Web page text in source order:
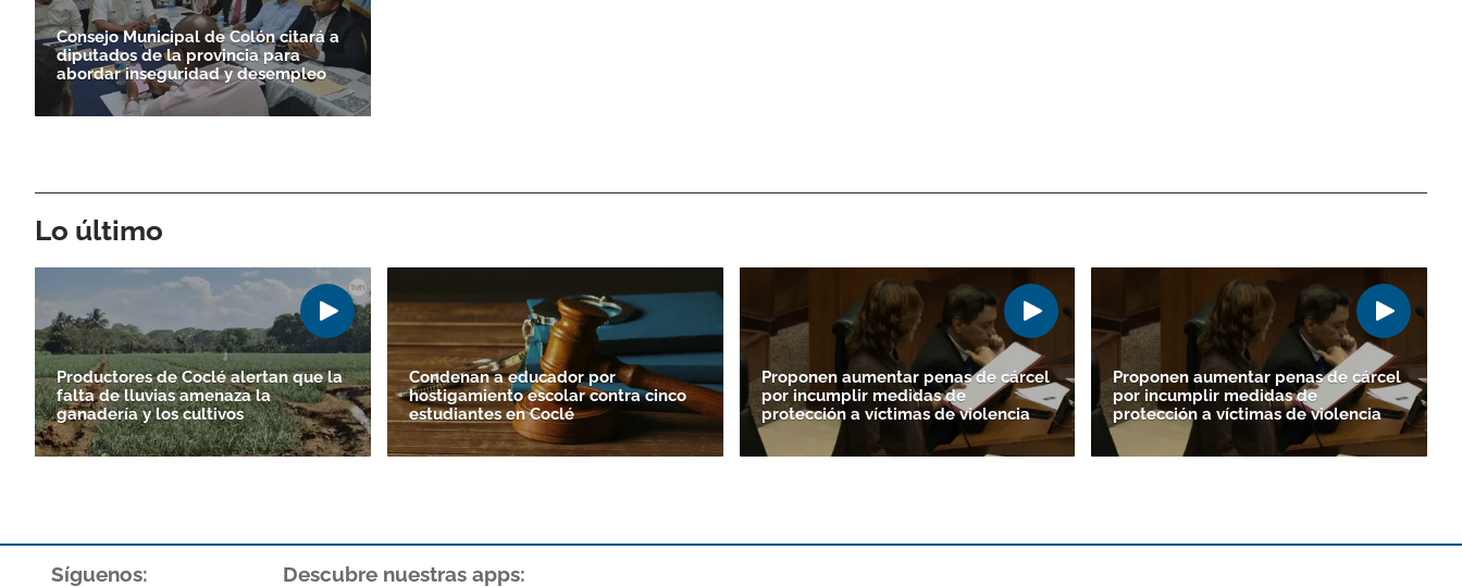
Consejo Municipal de Colón citará a
diputados de la provincia para
abordar inseguridad y desempleo
Lo último
Productores de Coclé alertan que la
falta de lluvias amenaza la
ganadería y los cultivos
Condenan a educador por
hostigamiento escolar contra cinco
estudiantes en Coclé
Proponen aumentar penas de cárcel
por incumplir medidas de
protección a víctimas de violencia
Proponen aumentar penas de cárcel
por incumplir medidas de
protección a víctimas de violencia
Síguenos: Descubre nuestras apps: